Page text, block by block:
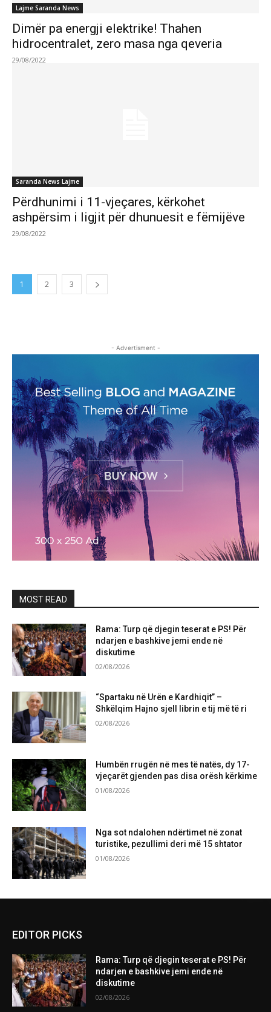
Lajme Saranda News
Dimër pa energji elektrike! Thahen
hidrocentralet, zero masa nga qeveria
29/08/2022
Saranda News Lajme
Përdhunimi i 11-vjeçares, kërkohet
ashpërsim i ligjit për dhunuesit e fëmijëve
29/08/2022
1 2 3
- Advertisment -
MOST READ
Rama: Turp që djegin teserat e PS! Për
ndarjen e bashkive jemi ende në
diskutime
02/08/2026
“Spartaku në Urën e Kardhiqit” –
Shkëlqim Hajno sjell librin e tij më të ri
02/08/2026
Humbën rrugën në mes të natës, dy 17-
vjeçarët gjenden pas disa orësh kërkime
01/08/2026
Nga sot ndalohen ndërtimet në zonat
turistike, pezullimi deri më 15 shtator
01/08/2026
EDITOR PICKS
Rama: Turp që djegin teserat e PS! Për
ndarjen e bashkive jemi ende në
diskutime
02/08/2026